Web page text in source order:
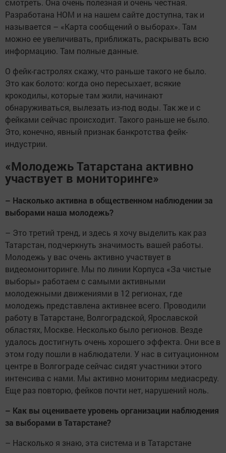
смотреть. Она очень полезная и очень честная.
Разработана НОМ и на нашем сайте доступна, так и
называется – «Карта сообщений о выборах». Там
можно ее увеличивать, приближать, раскрывать всю
информацию. Там полные данные.
О фейк-гастролях скажу, что раньше такого не было.
Это как болото: когда оно пересыхает, всякие
крокодилы, которые там жили, начинают
обнаруживаться, вылезать из-под воды. Так же и с
фейками сейчас происходит. Такого раньше не было.
Это, конечно, явный признак банкротства фейк-
индустрии.
«Молодежь Татарстана активно
участвует в мониторинге»
– Насколько активна в общественном наблюдении за
выборами наша молодежь?
– Это третий тренд, и здесь я хочу выделить как раз
Татарстан, подчеркнуть значимость вашей работы.
Молодежь у вас очень активно участвует в
видеомониторинге. Мы по линии Корпуса «За чистые
выборы» работаем с самыми активными
молодежными движениями в 12 регионах, где
молодежь представлена активнее всего. Проводили
работу в Татарстане, Волгоградской, Ярославской
областях, Москве. Несколько было регионов. Везде
удалось достигнуть очень хорошего эффекта. Они все в
этом году пошли в наблюдатели. У нас в ситуационном
центре в Волгограде сейчас сидят участники этого
интенсива с нами. Мы активно мониторим медиасреду.
Еще раз повторю, фейков почти нет, нарушений ноль.
– Как вы оцениваете уровень организации наблюдения
за выборами в Татарстане?
– Насколько я знаю, эта система и в Татарстане